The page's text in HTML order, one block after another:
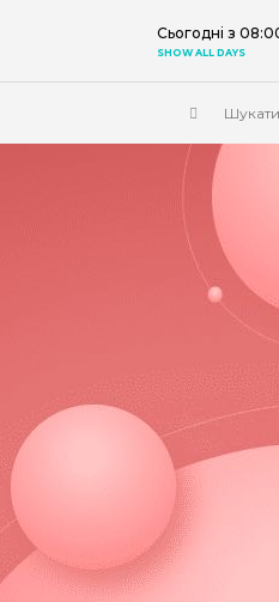
Сьогодні з
SHOW ALL DAYS